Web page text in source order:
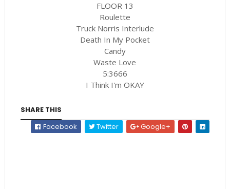
FLOOR 13
Roulette
Truck Norris Interlude
Death In My Pocket
Candy
Waste Love
5:3666
I Think I'm OKAY
SHARE THIS
Facebook
Twitter Google+